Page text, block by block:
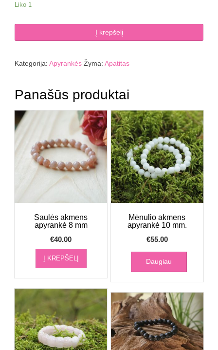
Liko 1
kiekis:
facetuota
Į krepšelį
Kategorija: Apyrankės Žyma: Apatitas
Panašūs produktai
Saulės akmens
apyrankė 8 mm
€40.00
Į KREPŠELĮ
Mėnulio akmens
apyrankė 10 mm.
€55.00
Daugiau